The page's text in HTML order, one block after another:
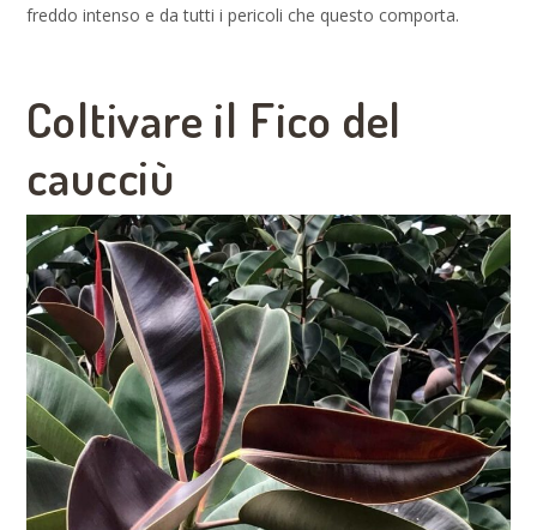
freddo intenso e da tutti i pericoli che questo comporta.
Coltivare il Fico del
caucciù